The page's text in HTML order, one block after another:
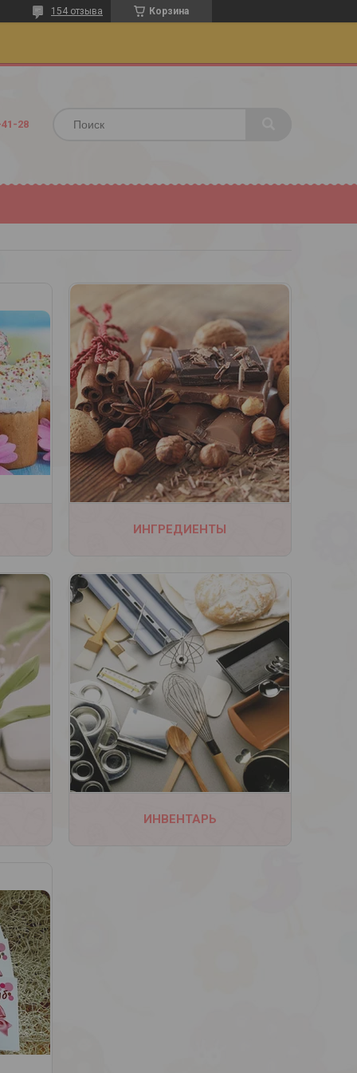
Корзина
154 отзыва
28
ИНГРЕДИЕНТЫ
733
ИНВЕНТАРЬ